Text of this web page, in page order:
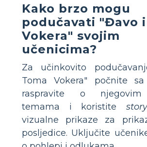
Kako brzo mogu
podučavati "Đavo i
Vokera" svojim
učenicima?
Za učinkovito
Toma Vokera" počnite sa
raspravite o
temama i koristite
vizualne prikaze za
posljedice. Uključite